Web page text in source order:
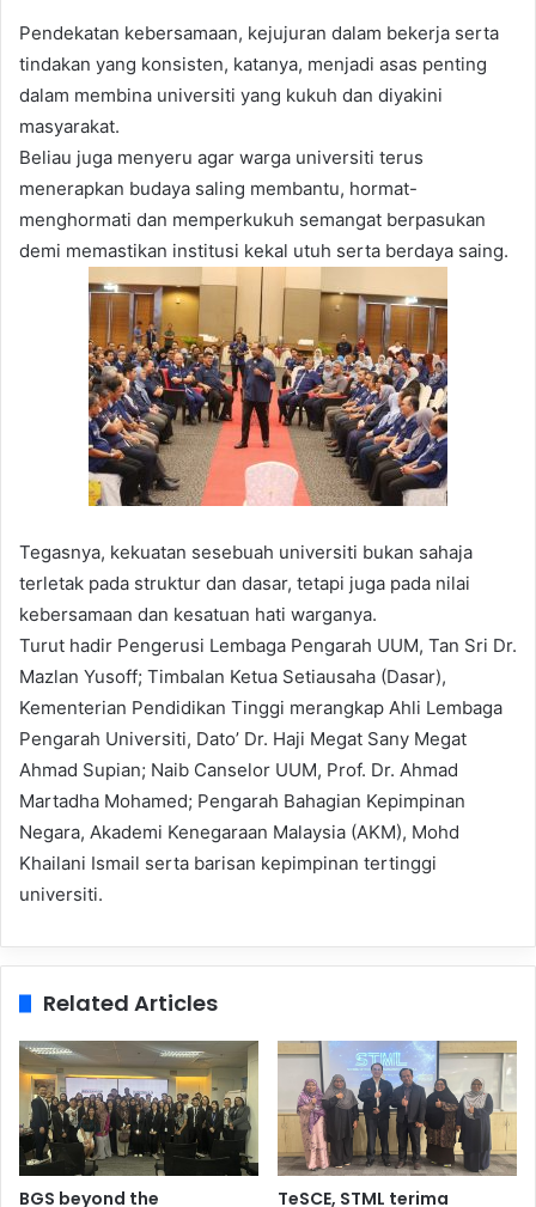
Pendekatan kebersamaan, kejujuran dalam bekerja serta
tindakan yang konsisten, katanya, menjadi asas penting
dalam membina universiti yang kukuh dan diyakini
masyarakat.
Beliau juga menyeru agar warga universiti terus
menerapkan budaya saling membantu, hormat-
menghormati dan memperkukuh semangat berpasukan
demi memastikan institusi kekal utuh serta berdaya saing.
Tegasnya, kekuatan sesebuah universiti bukan sahaja
terletak pada struktur dan dasar, tetapi juga pada nilai
kebersamaan dan kesatuan hati warganya.
Turut hadir Pengerusi Lembaga Pengarah UUM, Tan Sri Dr.
Mazlan Yusoff; Timbalan Ketua Setiausaha (Dasar),
Kementerian Pendidikan Tinggi merangkap Ahli Lembaga
Pengarah Universiti, Dato’ Dr. Haji Megat Sany Megat
Ahmad Supian; Naib Canselor UUM, Prof. Dr. Ahmad
Martadha Mohamed; Pengarah Bahagian Kepimpinan
Negara, Akademi Kenegaraan Malaysia (AKM), Mohd
Khailani Ismail serta barisan kepimpinan tertinggi
universiti.
Related Articles
BGS beyond the TeSCE, STML terima